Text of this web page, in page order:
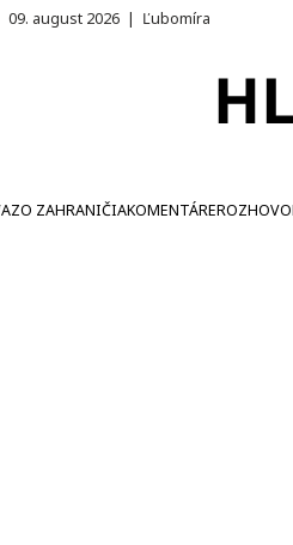
09. august 2026 | Ľubomíra
ZO ZAHRANIČIAKOMENTÁRE